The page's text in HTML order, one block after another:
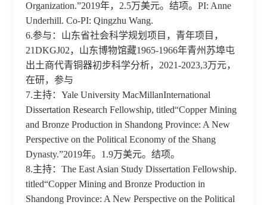
Organization.”2019年，2.5万美元。结项。PI: Anne
Underhill. Co-PI: Qingzhu Wang.
6.参与：山东省社会科学规划项目，青年项目，
21DKGJ02，山东博物馆藏1965-1966年青州苏埠屯
出土商代青铜器初步科学分析，2021-2023,3万元，
在研，参与
7.主持：Yale University MacMillanInternational
Dissertation Research Fellowship, titled“Copper Mining
and Bronze Production in Shandong Province: A New
Perspective on the Political Economy of the Shang
Dynasty.”2019年。1.9万美元。结项。
8.主持：The East Asian Study Dissertation Fellowship.
titled“Copper Mining and Bronze Production in
Shandong Province: A New Perspective on the Political